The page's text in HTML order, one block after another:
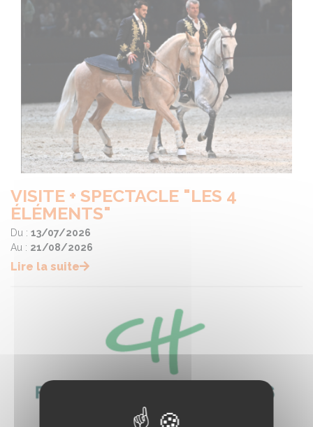
VISITE + SPECTACLE "LES 4
ÉLÉMENTS"
Du : 13/07/2026
Au : 21/08/2026
Lire la suite